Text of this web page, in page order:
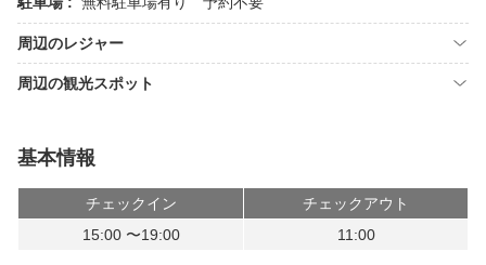
周辺のレジャー
周辺の観光スポット
基本情報
チェックイン
チェックアウト
15:00 〜19:00
11:00